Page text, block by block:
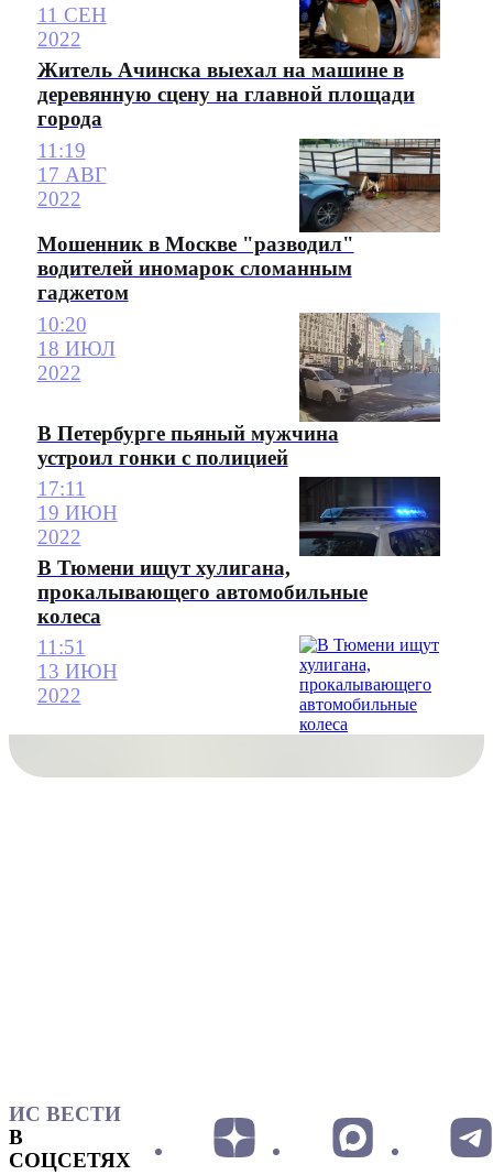
11 СЕН
2022
Житель Ачинска выехал на машине в
деревянную сцену на главной площади
города
11:19
17 АВГ
2022
Мошенник в Москве "разводил"
водителей иномарок сломанным
гаджетом
10:20
18 ИЮЛ
2022
В Петербурге пьяный мужчина
устроил гонки с полицией
17:11
19 ИЮН
2022
В Тюмени ищут хулигана,
прокалывающего автомобильные
колеса
11:51
13 ИЮН
2022
ИС ВЕСТИ
В
СОЦСЕТЯХ